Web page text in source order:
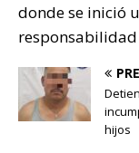
donde se inició
responsabilidad
hijos